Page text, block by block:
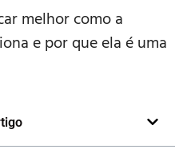
melhor como a
e por que ela é uma